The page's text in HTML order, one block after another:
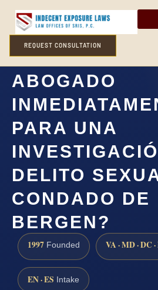
REQUEST CONSULTATION
¿NECESITO UN
ABOGADO
PARA UNA
DELITO
CONDADO DE
BERGEN?
1997 Founded VA · MD · DC
EN · ES Intake